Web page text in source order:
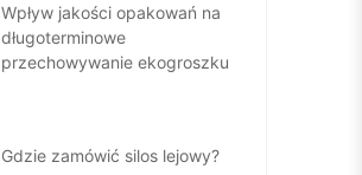
Wpływ jakości opakowań na
długoterminowe
przechowywanie ekogroszku
Gdzie zamówić silos lejowy?